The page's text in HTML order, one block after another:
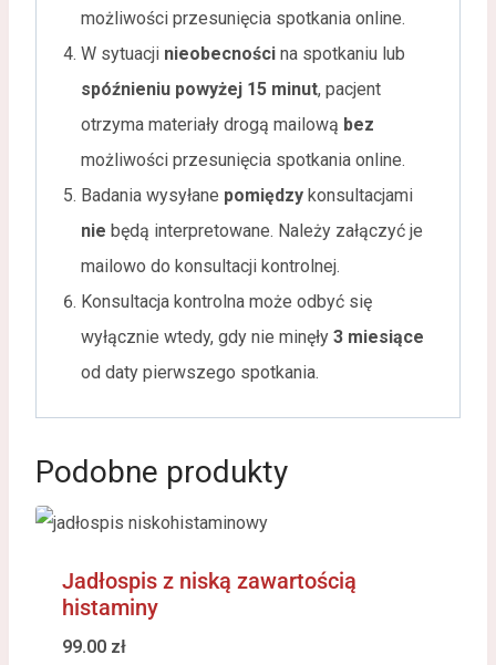
możliwości przesunięcia spotkania online.
W sytuacji nieobecności na spotkaniu lub
spóźnieniu powyżej 15 minut, pacjent
otrzyma materiały drogą mailową bez
możliwości przesunięcia spotkania online.
Badania wysyłane pomiędzy konsultacjami
nie będą interpretowane. Należy załączyć je
mailowo do konsultacji kontrolnej.
Konsultacja kontrolna może odbyć się
wyłącznie wtedy, gdy nie minęły 3 miesiące
od daty pierwszego spotkania.
Podobne produkty
Jadłospis z niską zawartością
histaminy
99.00 zł